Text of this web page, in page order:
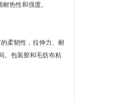
热性和强度。
柔韧性，拉伸力、耐
。包装胶和毛纺布粘